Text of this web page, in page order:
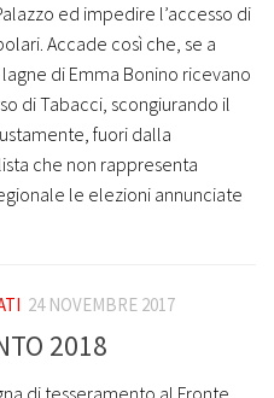
ed impedire l’accesso di
Accade così che, se a
di Emma Bonino ricevano
di Tabacci, scongiurando il
fuori dalla
che non rappresenta
le elezioni annunciate
24 NOVEMBRE 2017
2018
di tesseramento al Fronte